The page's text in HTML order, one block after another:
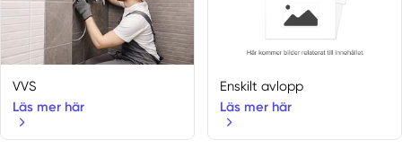
Gårdsjö
Göta
Göteborg
Götene
VVS
Läs mer här
Enskilt avlopp
Läs mer här